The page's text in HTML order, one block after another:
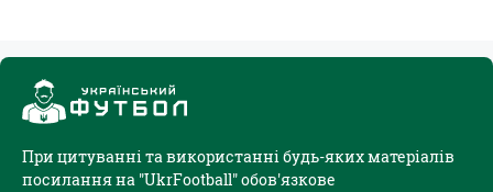
При цитуванні та використанні будь-яких матеріалів
посилання на "UkrFootball" обов'язкове